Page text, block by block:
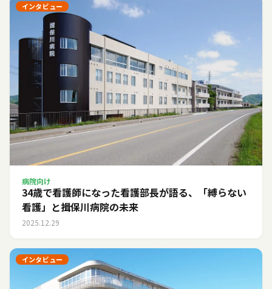
インタビュー
病院向け
34歳で看護師になった看護部長が語る、「縛らない
看護」と揖保川病院の未来
2025.12.29
インタビュー